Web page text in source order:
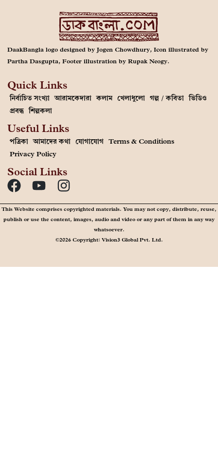
DaakBangla logo designed by Jogen Chowdhury, Icon illustrated by
Partha Dasgupta, Footer illustration by Rupak Neogy.
Quick Links
নির্বাচিত সংখ্যা আরামকেদারা কলাম খেলাধুলো গল্প / কবিতা ভিডিও
প্রবন্ধ শিল্পকলা
Useful Links
পত্রিকা আমাদের কথা যোগাযোগ Terms & Conditions
Privacy Policy
Social Links
This Website comprises copyrighted materials. You may not copy, distribute, reuse,
publish or use the content, images, audio and video or any part of them in any way
whatsoever.
©2026 Copyright: Vision3 Global Pvt. Ltd.